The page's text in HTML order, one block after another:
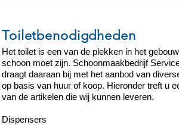
Toiletbenodigdheden
Het toilet is een van de plekken in het
schoon moet zijn. Schoonmaakbedrijf
draagt daaraan bij met het aanbod van
op basis van huur of koop. Hieronder treft u
van de artikelen die wij kunnen leveren.
Dispensers